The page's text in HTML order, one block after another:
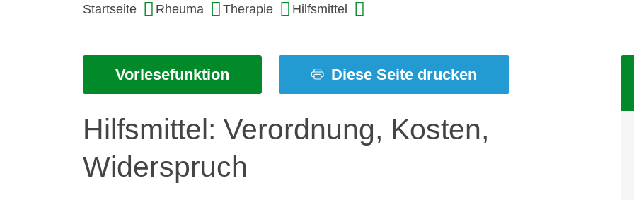
Startseite Rheuma Therapie Hilfsmittel
Vorlesefunktion Diese Seite drucken
Hilfsmittel: Verordnung, Kosten,
Widerspruch